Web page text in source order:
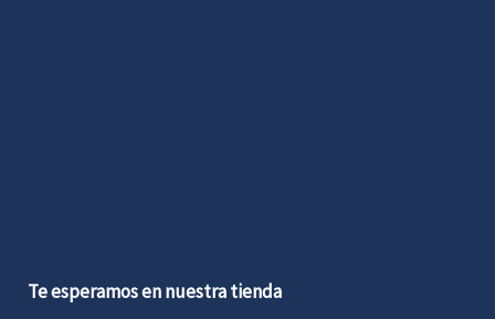
Te esperamos en nuestra tienda